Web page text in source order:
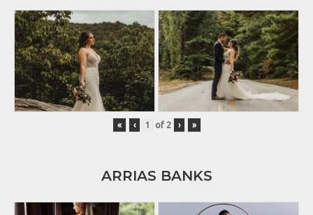
« ‹ of 2 › »
ARRIAS BANKS